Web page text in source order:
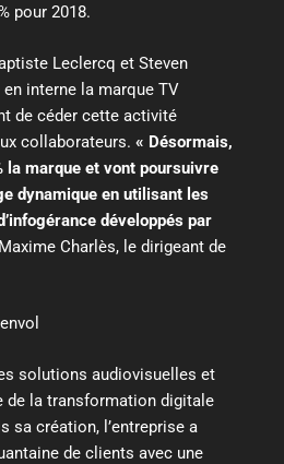
pour 2018.
Leclercq et Steven
interne la marque TV
de céder cette activité
collaborateurs. « Désormais,
la marque et vont poursuivre
dynamique en utilisant les
développés par
Charlès, le dirigeant de
solutions audiovisuelles et
de la transformation digitale
sa création, l’entreprise a
de clients avec une